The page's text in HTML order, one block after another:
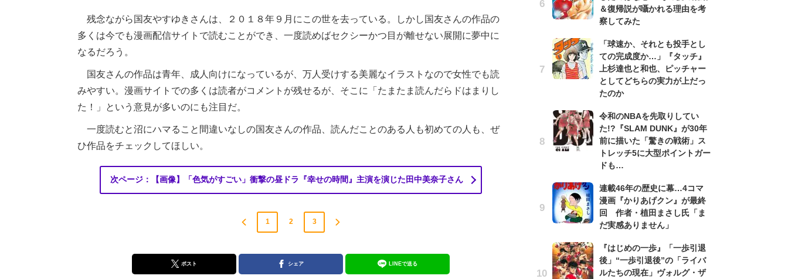
残念ながら国友やすゆきさんは、２０１８年９月にこの世を去っている。しかし国友さんの作品の
多くは今でも漫画配信サイトで読むことができ、一度読めばセクシーかつ目が離せない展開に夢中に
なるだろう。
国友さんの作品は青年、成人向けになっているが、万人受けする美麗なイラストなので女性でも読
みやすい。漫画サイトでの多くは読者がコメントが残せるが、そこに「たまたま読んだらドはまりし
た！」という意見が多いのにも注目だ。
一度読むと沼にハマること間違いなしの国友さんの作品、読んだことのある人も初めての人も、ぜ
ひ作品をチェックしてほしい。
次ページ：【画像】「色気がすごい」衝撃の昼ドラ『幸せの時間』主演を演じた田中美奈子さん
1 2 3
ポスト シェア LINEで送る
＆復帰説が囁かれる理由を考
察してみた
「球速か、それとも投手とし
ての完成度か…」『タッチ』
上杉達也と和也、ピッチャー
としてどちらの実力が上だっ
たのか
令和のNBAを先取りしてい
た!?『SLAM DUNK』が30年
前に描いた「驚きの戦術」ス
トレッチ5に大型ポイントガー
ドも…
連載46年の歴史に幕…4コマ
漫画『かりあげクン』が最終
回 作者・植田まさし氏「ま
だ実感ありません」
『はじめの一歩』「一歩引退
後」“一歩引退後”の「ライバ
ルたちの現在」ヴォルグ・ザ